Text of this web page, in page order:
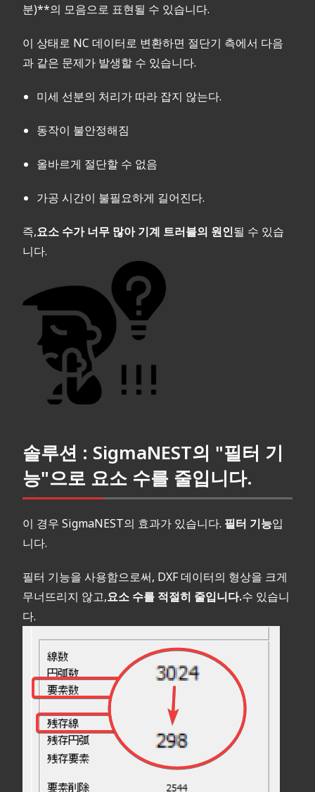
분)**의 모음으로 표현될 수 있습니다.
이 상태로 NC 데이터로 변환하면 절단기 측에서 다음
과 같은 문제가 발생할 수 있습니다.
미세 선분의 처리가 따라 잡지 않는다.
동작이 불안정해짐
올바르게 절단할 수 없음
가공 시간이 불필요하게 길어진다.
즉,요소 수가 너무 많아 기계 트러블의 원인될 수 있습
니다.
솔루션 : SigmaNEST의 "필터 기
능"으로 요소 수를 줄입니다.
이 경우 SigmaNEST의 효과가 있습니다. 필터 기능입
니다.
필터 기능을 사용함으로써, DXF 데이터의 형상을 크게
무너뜨리지 않고,요소 수를 적절히 줄입니다.수 있습니
다.